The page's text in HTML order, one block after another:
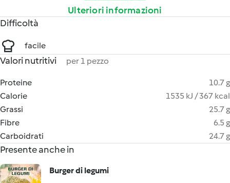
Ulteriori informazioni
Difficoltà
facile
Valori nutritivi per 1 pezzo
Proteine
10.7 g
Calorie
1535 kJ / 367 kcal
Grassi
25.7 g
Fibre
6.5 g
Carboidrati
24.7 g
Presente anche in
Burger di legumi